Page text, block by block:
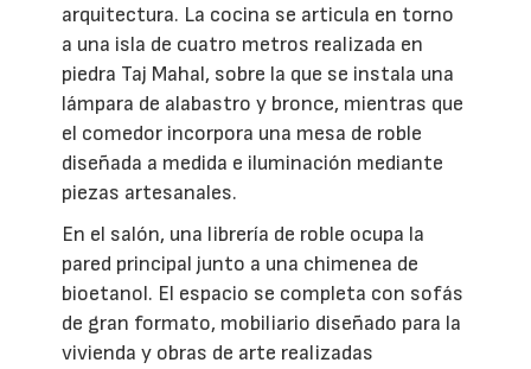
arquitectura. La cocina se articula en torno
a una isla de cuatro metros realizada en
piedra Taj Mahal, sobre la que se instala una
lámpara de alabastro y bronce, mientras que
el comedor incorpora una mesa de roble
diseñada a medida e iluminación mediante
piezas artesanales.
En el salón, una librería de roble ocupa la
pared principal junto a una chimenea de
bioetanol. El espacio se completa con sofás
de gran formato, mobiliario diseñado para la
vivienda y obras de arte realizadas